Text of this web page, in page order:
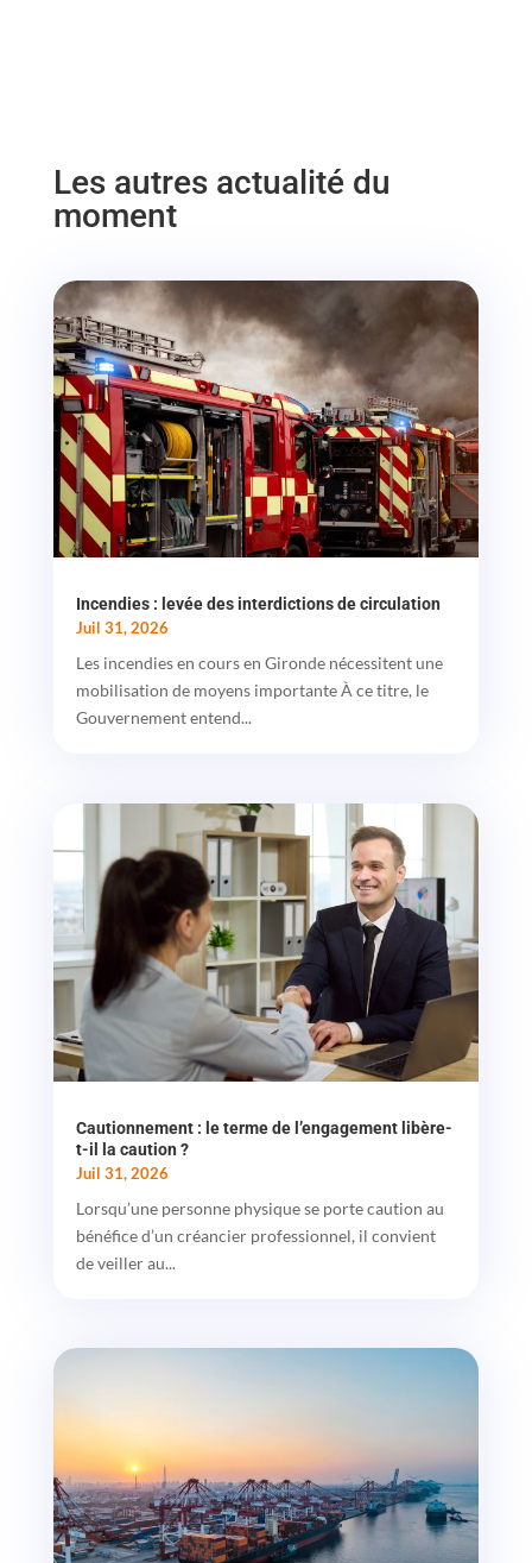
Les autres actualité du
moment
Incendies : levée des interdictions de circulation
Juil 31, 2026
Les incendies en cours en Gironde nécessitent une
mobilisation de moyens importante À ce titre, le
Gouvernement entend...
Cautionnement : le terme de l’engagement libère-
t-il la caution ?
Juil 31, 2026
Lorsqu’une personne physique se porte caution au
bénéfice d’un créancier professionnel, il convient
de veiller au...